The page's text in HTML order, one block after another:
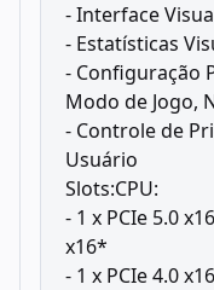
- Interface
- Estatísticas
- Configuração
Modo de Jogo,
- Controle de
Usuário
Slots:CPU:
- 1 x PCIe 5.0
x16*
- 1 x PCIe 4.0